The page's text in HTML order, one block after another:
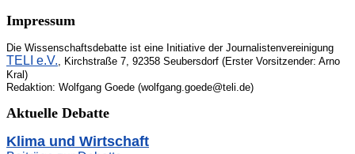
Impressum
Die Wissenschaftsdebatte ist eine Initiative der Journalistenvereinigung
TELI e.V. , Kirchstraße 7, 92358 Seubersdorf (Erster Vorsitzender: Arno
Kral)
Redaktion: Wolfgang Goede (wolfgang.goede@teli.de)
Aktuelle Debatte
Klima und Wirtschaft